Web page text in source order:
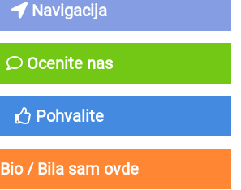
Navigacija
Ocenite nas
Pohvalite
Bio / Bila sam ovde